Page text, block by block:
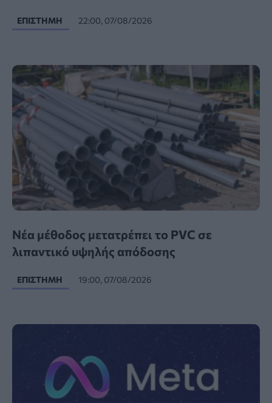
ΕΠΙΣΤΉΜΗ 22:00, 07/08/2026
Νέα μέθοδος μετατρέπει το PVC σε
λιπαντικό υψηλής απόδοσης
ΕΠΙΣΤΉΜΗ 19:00, 07/08/2026